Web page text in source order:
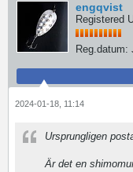
engqvist
Registered
Reg.datum:
2024-01-18, 11:14
Ursprungligen
Är det en